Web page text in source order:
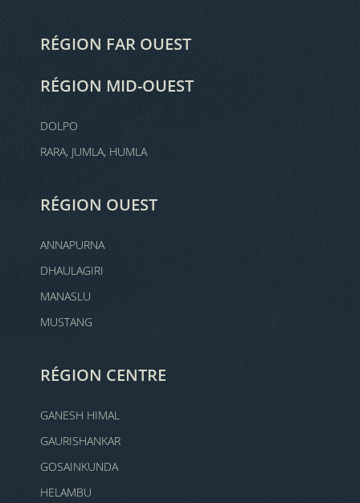
RÉGION FAR OUEST
RÉGION MID-OUEST
DOLPO
RARA, JUMLA, HUMLA
RÉGION OUEST
ANNAPURNA
DHAULAGIRI
MANASLU
MUSTANG
RÉGION CENTRE
GANESH HIMAL
GAURISHANKAR
GOSAINKUNDA
HELAMBU